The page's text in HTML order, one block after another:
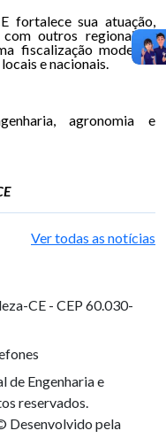
fortalece sua atuação,
outros regionais e
fiscalização moderna,
e nacionais.
agronomia e
Ver todas as notícias
CE - CEP 60.030-
de Engenharia e
reservados.
Desenvolvido pela